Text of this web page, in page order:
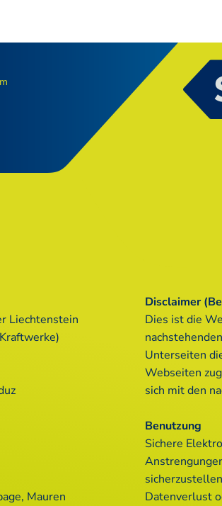
Liechtenstein
Mauren
Disclaimer
Dies ist die
Unterseiten
Webseiten
sich mit den
Benutzung
Sichere
Datenverlust